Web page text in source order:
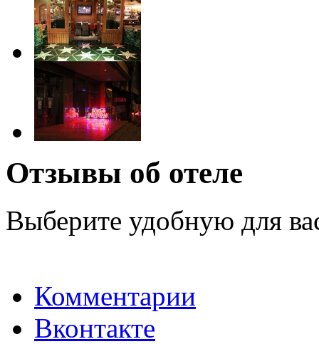
Отзывы об отеле
Выберите удобную для
Комментарии
Вконтакте